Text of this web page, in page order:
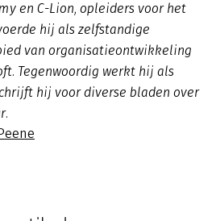
en C-Lion, opleiders voor het
hij als zelfstandige
van organisatieontwikkeling
Tegenwoordig werkt hij als
hij voor diverse bladen over